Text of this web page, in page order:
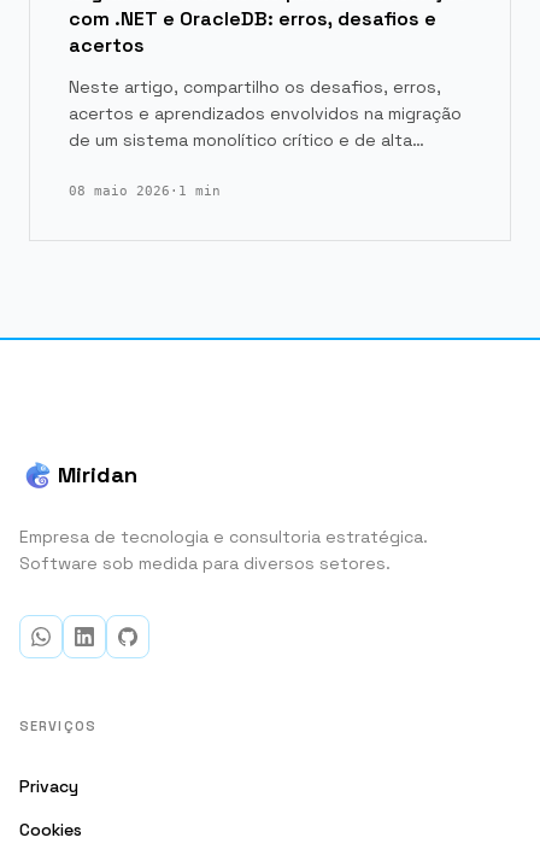
com .NET e OracleDB: erros, desafios e
acertos
Neste artigo, compartilho os desafios, erros,
acertos e aprendizados envolvidos na migração
de um sistema monolítico crítico e de alta…
08 maio 2026 · 1 min
Miridan
Empresa de tecnologia e consultoria estratégica.
Software sob medida para diversos setores.
SERVIÇOS
Privacy
Cookies